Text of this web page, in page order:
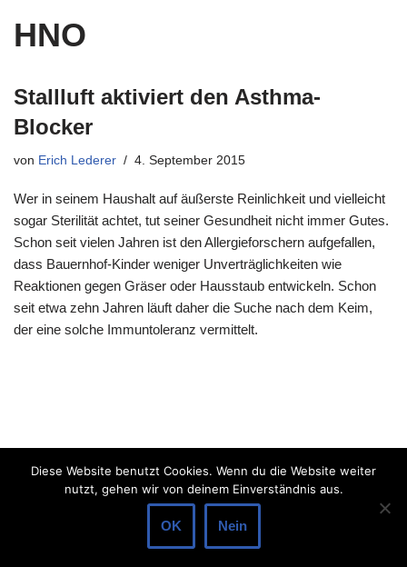
HNO
Stallluft aktiviert den Asthma-
Blocker
von Erich Lederer 4. September 2015
Wer in seinem Haushalt auf äußerste Reinlichkeit und vielleicht
sogar Sterilität achtet, tut seiner Gesundheit nicht immer Gutes.
Schon seit vielen Jahren ist den Allergieforschern aufgefallen,
dass Bauernhof-Kinder weniger Unverträglichkeiten wie
Reaktionen gegen Gräser oder Hausstaub entwickeln. Schon
seit etwa zehn Jahren läuft daher die Suche nach dem Keim,
der eine solche Immuntoleranz vermittelt.
| Präsentiert vonWordPress
Diese Website benutzt Cookies. Wenn du die Website weiter
nutzt, gehen wir von deinem Einverständnis aus.
OK Nein